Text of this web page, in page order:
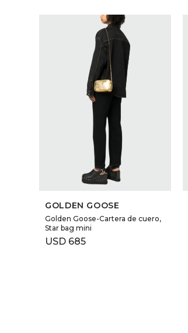
GOLDEN GOOSE
Golden Goose-Cartera de cuero,
Star bag mini
USD 685